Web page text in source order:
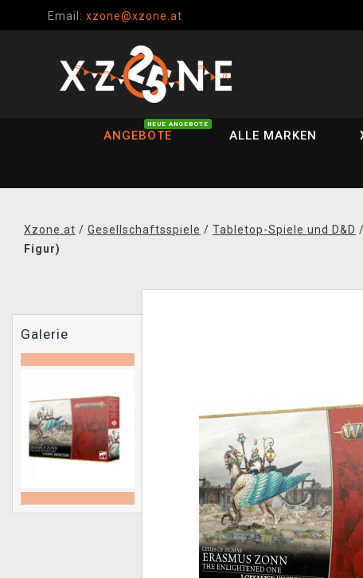
Email: xzone@xzone.at
ANGEBOTE
NEUE ANGEBOTE
ALLE MARKEN
Xzone.at / Gesellschaftsspiele / Tabletop-Spiele und D&D /
Figur)
Galerie